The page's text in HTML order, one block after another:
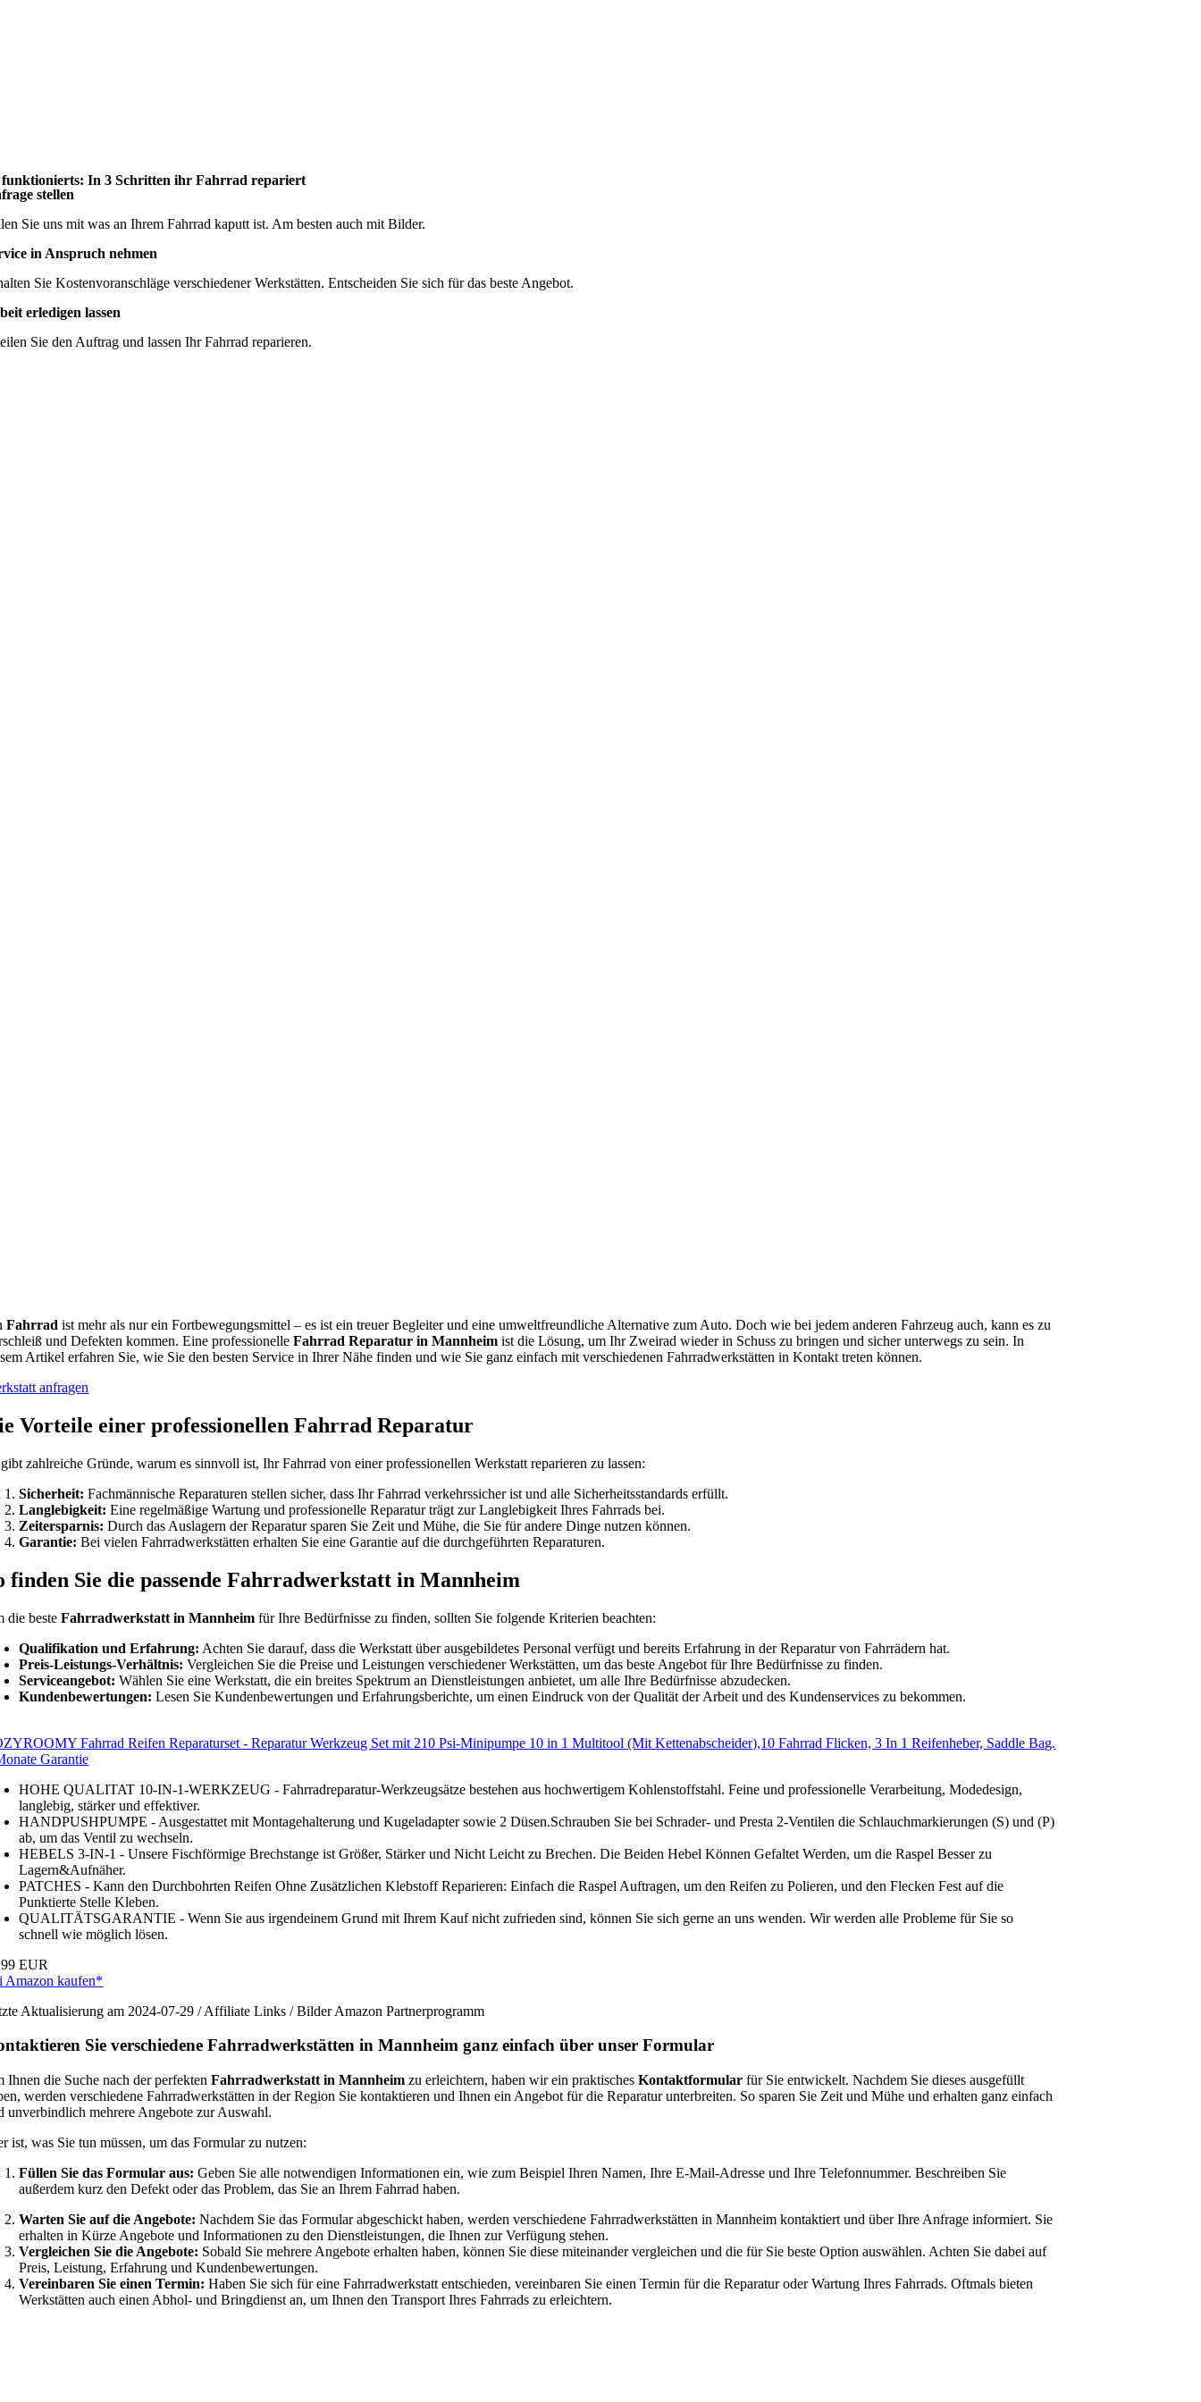
funktionierts: In 3 Schritten ihr Fahrrad repariert
stellen
Sie uns mit was an Ihrem Fahrrad kaputt ist. Am besten auch mit Bilder.
in Anspruch nehmen
Sie Kostenvoranschläge verschiedener Werkstätten. Entscheiden Sie sich für das beste Angebot.
erledigen lassen
Sie den Auftrag und lassen Ihr Fahrrad reparieren.
Fahrrad ist mehr als nur ein Fortbewegungsmittel – es ist ein treuer Begleiter und eine umweltfreundliche Alternative zum Auto. Doch wie bei jedem anderen Fahrzeug auch, kann es zu
und Defekten kommen. Eine professionelleFahrrad Reparatur in Mannheim ist die Lösung, um Ihr Zweirad wieder in Schuss zu bringen und sicher unterwegs zu sein. In
Artikel erfahren Sie, wie Sie den besten Service in Ihrer Nähe finden und wie Sie ganz einfach mit verschiedenen Fahrradwerkstätten in Kontakt treten können.
anfragen
Vorteile einer professionellen Fahrrad Reparatur
zahlreiche Gründe, warum es sinnvoll ist, Ihr Fahrrad von einer professionellen Werkstatt reparieren zu lassen:
Sicherheit: Fachmännische Reparaturen stellen sicher, dass Ihr Fahrrad verkehrssicher ist und alle Sicherheitsstandards erfüllt.
Langlebigkeit: Eine regelmäßige Wartung und professionelle Reparatur trägt zur Langlebigkeit Ihres Fahrrads bei.
Zeitersparnis: Durch das Auslagern der Reparatur sparen Sie Zeit und Mühe, die Sie für andere Dinge nutzen können.
Garantie: Bei vielen Fahrradwerkstätten erhalten Sie eine Garantie auf die durchgeführten Reparaturen.
finden Sie die passende Fahrradwerkstatt in Mannheim
die besteFahrradwerkstatt in Mannheim für Ihre Bedürfnisse zu finden, sollten Sie folgende Kriterien beachten:
Qualifikation und Erfahrung: Achten Sie darauf, dass die Werkstatt über ausgebildetes Personal verfügt und bereits Erfahrung in der Reparatur von Fahrrädern hat.
Preis-Leistungs-Verhältnis: Vergleichen Sie die Preise und Leistungen verschiedener Werkstätten, um das beste Angebot für Ihre Bedürfnisse zu finden.
Serviceangebot: Wählen Sie eine Werkstatt, die ein breites Spektrum an Dienstleistungen anbietet, um alle Ihre Bedürfnisse abzudecken.
Kundenbewertungen: Lesen Sie Kundenbewertungen und Erfahrungsberichte, um einen Eindruck von der Qualität der Arbeit und des Kundenservices zu bekommen.
Fahrrad Reifen Reparaturset - Reparatur Werkzeug Set mit 210 Psi-Minipumpe 10 in 1 Multitool (Mit Kettenabscheider),10 Fahrrad Flicken, 3 In 1 Reifenheber, Saddle Bag.
Garantie
HOHE QUALITAT 10-IN-1-WERKZEUG - Fahrradreparatur-Werkzeugsätze bestehen aus hochwertigem Kohlenstoffstahl. Feine und professionelle Verarbeitung, Modedesign,
langlebig, stärker und effektiver.
HANDPUSHPUMPE - Ausgestattet mit Montagehalterung und Kugeladapter sowie 2 Düsen.Schrauben Sie bei Schrader- und Presta 2-Ventilen die Schlauchmarkierungen (S) und (P)
ab, um das Ventil zu wechseln.
HEBELS 3-IN-1 - Unsere Fischförmige Brechstange ist Größer, Stärker und Nicht Leicht zu Brechen. Die Beiden Hebel Können Gefaltet Werden, um die Raspel Besser zu
Lagern&Aufnäher.
PATCHES - Kann den Durchbohrten Reifen Ohne Zusätzlichen Klebstoff Reparieren: Einfach die Raspel Auftragen, um den Reifen zu Polieren, und den Flecken Fest auf die
Punktierte Stelle Kleben.
QUALITÄTSGARANTIE - Wenn Sie aus irgendeinem Grund mit Ihrem Kauf nicht zufrieden sind, können Sie sich gerne an uns wenden. Wir werden alle Probleme für Sie so
schnell wie möglich lösen.
EUR
Amazon kaufen*
Aktualisierung am 2024-07-29 / Affiliate Links / Bilder Amazon Partnerprogramm
Sie verschiedene Fahrradwerkstätten in Mannheim ganz einfach über unser Formular
Ihnen die Suche nach der perfektenFahrradwerkstatt in Mannheim zu erleichtern, haben wir ein praktischesKontaktformular für Sie entwickelt. Nachdem Sie dieses ausgefüllt
werden verschiedene Fahrradwerkstätten in der Region Sie kontaktieren und Ihnen ein Angebot für die Reparatur unterbreiten. So sparen Sie Zeit und Mühe und erhalten ganz einfach
unverbindlich mehrere Angebote zur Auswahl.
ist, was Sie tun müssen, um das Formular zu nutzen:
Füllen Sie das Formular aus: Geben Sie alle notwendigen Informationen ein, wie zum Beispiel Ihren Namen, Ihre E-Mail-Adresse und Ihre Telefonnummer. Beschreiben Sie
außerdem kurz den Defekt oder das Problem, das Sie an Ihrem Fahrrad haben.
Warten Sie auf die Angebote: Nachdem Sie das Formular abgeschickt haben, werden verschiedene Fahrradwerkstätten in Mannheim kontaktiert und über Ihre Anfrage informiert. Sie
erhalten in Kürze Angebote und Informationen zu den Dienstleistungen, die Ihnen zur Verfügung stehen.
Vergleichen Sie die Angebote: Sobald Sie mehrere Angebote erhalten haben, können Sie diese miteinander vergleichen und die für Sie beste Option auswählen. Achten Sie dabei auf
Preis, Leistung, Erfahrung und Kundenbewertungen.
Vereinbaren Sie einen Termin: Haben Sie sich für eine Fahrradwerkstatt entschieden, vereinbaren Sie einen Termin für die Reparatur oder Wartung Ihres Fahrrads. Oftmals bieten
Werkstätten auch einen Abhol- und Bringdienst an, um Ihnen den Transport Ihres Fahrrads zu erleichtern.